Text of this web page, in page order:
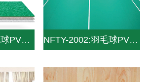
NFTY-2001羽毛球PVC运动地板-Life and leisure solutions-专业赛事级设计标准为您带来 NFTY-2002:羽毛球PVC地板